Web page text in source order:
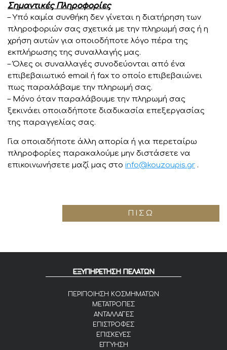
Σημαντικές Πληροφορίες
– Υπό καμία συνθήκη δεν γίνεται η διατήρηση των
πληροφοριών σας σχετικά με την πληρωμή σας ή η
χρήση αυτών για οποιοδήποτε λόγο πέρα της
εκπλήρωσης της συναλλαγής μας.
– Όλες οι συναλλαγές συνοδεύονται από ένα
επιβεβαιωτικό email ή fax το οποίο επιβεβαιώνει
πως παραλάβαμε την πληρωμή σας.
– Μόνο όταν παραλάβουμε την πληρωμή σας
ξεκινάει οποιαδήποτε διαδικασία επεξεργασίας
της παραγγελίας σας.
Για οποιαδήποτε άλλη απορία ή για περεταίρω
πληροφορίες παρακαλούμε μην διστάσετε να
επικοινωνήσετε μαζί μας στο info@kouzoupis.gr .
ΠΊΣΩ
ΕΞΥΠΗΡΕΤΗΣΗ ΠΕΛΑΤΩΝ
ΠΕΡΙΠΟΙΗΣΗ ΚΟΣΜΗΜΑΤΩΝ
ΜΕΤΑΤΡΟΠΕΣ
ΑΝΤΑΛΛΑΓΕΣ
ΕΠΙΣΤΡΟΦΕΣ
ΕΠΙΣΚΕΥΕΣ
ΕΓΓΥΗΣΗ